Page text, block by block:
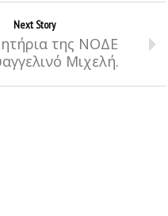
Next Story
της ΝΟΔΕ
Μιχελή.